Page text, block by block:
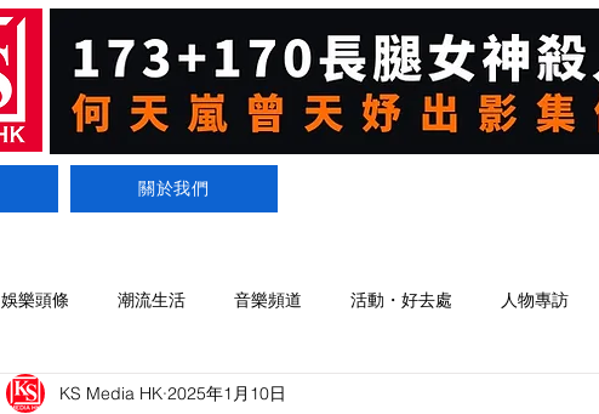
關於我們
娛樂頭條 潮流生活 音樂頻道 活動・好去處 人物專訪
KS Media HK 2025年1月10日